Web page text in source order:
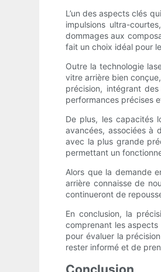
L’un des aspects clés
impulsions ultra-
dommages aux
fait un choix idéal pour
Outre la technologie
vitre arrière bien
précision, intégrant
performances précises
De plus, les capacités
avancées, associées à
avec la plus grande
permettant un
Alors que la demande
arrière connaisse de
continueront de
En conclusion, la
comprenant les
pour évaluer la
rester informé et de